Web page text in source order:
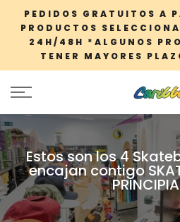
Saltar
contenido
PEDIDOS GRATUITOS A
PRODUCTOS
24H/48H *ALGUNOS
TENER MAYORES
Estos son los 4
encajan contigo